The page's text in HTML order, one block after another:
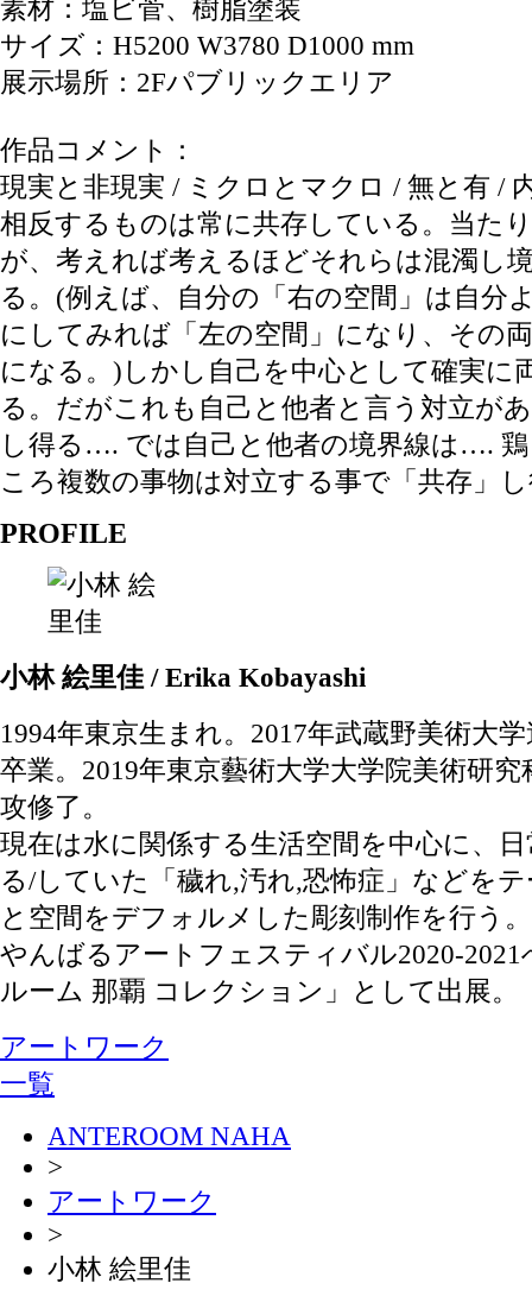
素材：塩ビ菅、樹脂塗装
サイズ：H5200 W3780 D1000 mm
展示場所：2Fパブリックエリア
作品コメント：
現実と非現実 / ミクロとマクロ / 無と有 /
相反するものは常に共存している。当た
が、考えれば考えるほどそれらは混濁し
る。(例えば、自分の「右の空間」は自分
にしてみれば「左の空間」になり、その
になる。)しかし自己を中心として確実に
る。だがこれも自己と他者と言う対立が
し得る…. では自己と他者の境界線は….
ころ複数の事物は対立する事で「共存」
PROFILE
小林 絵里佳 / Erika Kobayashi
1994年東京生まれ。2017年武蔵野美術大
卒業。2019年東京藝術大学大学院美術研
攻修了。
現在は水に関係する生活空間を中心に、
る/していた「穢れ,汚れ,恐怖症」などを
と空間をデフォルメした彫刻制作を行う。
やんばるアートフェスティバル2020-
ルーム 那覇 コレクション」として出展。
アートワーク
一覧
ANTEROOM NAHA
>
アートワーク
>
小林 絵里佳